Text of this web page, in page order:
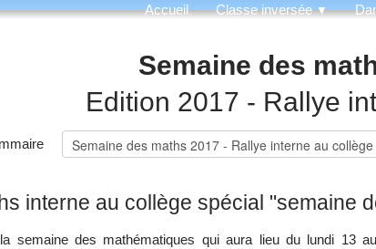
Accueil Classe inversée▼
Semaine des
Edition 2017 - Rallye
interne au collège spécial "semaine
semaine des mathématiques qui aura lieu du lundi 13